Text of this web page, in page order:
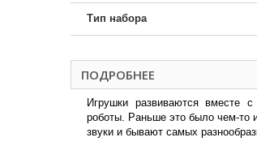
Тип набора
ПОДРОБНЕЕ
Игрушки развиваются вместе
роботы. Раньше это было чем-то
звуки и бывают самых